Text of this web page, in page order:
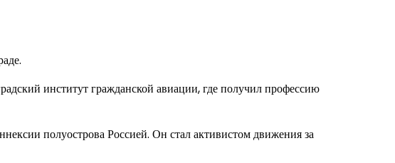
институт гражданской авиации, где получил профессию
полуострова Россией. Он стал активистом движения за